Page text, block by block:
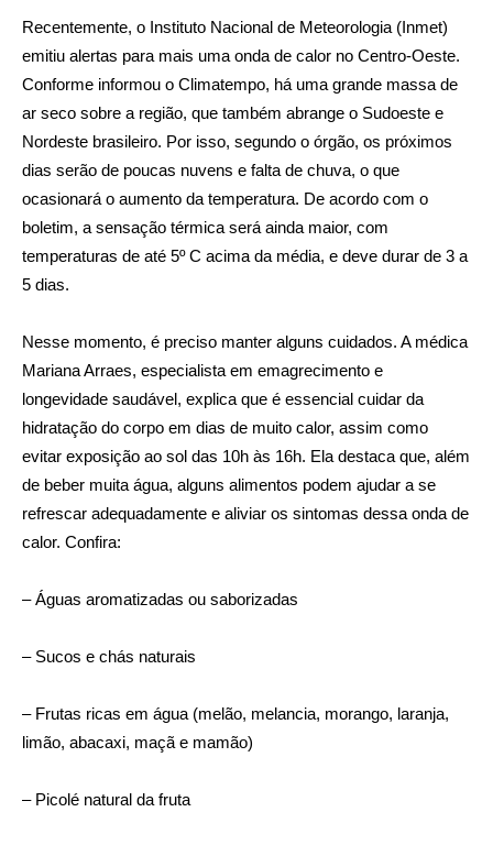
Recentemente, o Instituto Nacional de Meteorologia (Inmet)
emitiu alertas para mais uma onda de calor no Centro-Oeste.
Conforme informou o Climatempo, há uma grande massa de
ar seco sobre a região, que também abrange o Sudoeste e
Nordeste brasileiro. Por isso, segundo o órgão, os próximos
dias serão de poucas nuvens e falta de chuva, o que
ocasionará o aumento da temperatura. De acordo com o
boletim, a sensação térmica será ainda maior, com
temperaturas de até 5º C acima da média, e deve durar de 3 a
5 dias.
Nesse momento, é preciso manter alguns cuidados. A médica
Mariana Arraes, especialista em emagrecimento e
longevidade saudável, explica que é essencial cuidar da
hidratação do corpo em dias de muito calor, assim como
evitar exposição ao sol das 10h às 16h. Ela destaca que, além
de beber muita água, alguns alimentos podem ajudar a se
refrescar adequadamente e aliviar os sintomas dessa onda de
calor. Confira:
– Águas aromatizadas ou saborizadas
– Sucos e chás naturais
– Frutas ricas em água (melão, melancia, morango, laranja,
limão, abacaxi, maçã e mamão)
– Picolé natural da fruta